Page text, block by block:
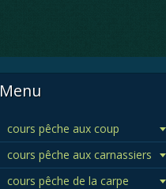
Menu
cours pêche aux coup
cours pêche aux carnassiers
cours pêche de la carpe